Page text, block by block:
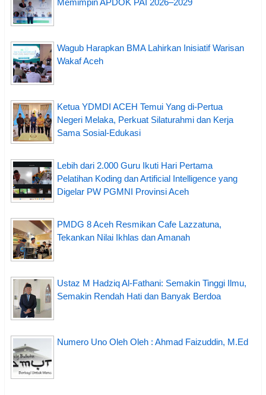
Memimpin APDOK PAI 2026–2029
Wagub Harapkan BMA Lahirkan Inisiatif Warisan
Wakaf Aceh
Ketua YDMDI ACEH Temui Yang di-Pertua
Negeri Melaka, Perkuat Silaturahmi dan Kerja
Sama Sosial-Edukasi
Lebih dari 2.000 Guru Ikuti Hari Pertama
Pelatihan Koding dan Artificial Intelligence yang
Digelar PW PGMNI Provinsi Aceh
PMDG 8 Aceh Resmikan Cafe Lazzatuna,
Tekankan Nilai Ikhlas dan Amanah
Ustaz M Hadziq Al-Fathani: Semakin Tinggi Ilmu,
Semakin Rendah Hati dan Banyak Berdoa
Numero Uno Oleh Oleh : Ahmad Faizuddin, M.Ed